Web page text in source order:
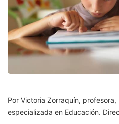
Por Victoria Zorraquín,
especializada en Educación.